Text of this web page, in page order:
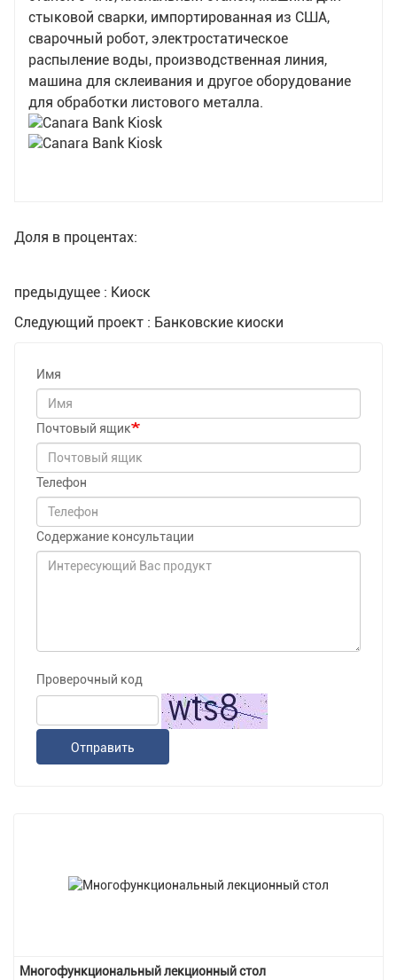
стыковой сварки, импортированная из США,
сварочный робот, электростатическое
распыление воды, производственная линия,
машина для склеивания и другое оборудование
для обработки листового металла.
Доля в процентах:
предыдущее : Киоск
Следующий проект : Банковские киоски
Имя
Почтовый ящик
Телефон
Содержание консультации
Проверочный код
Отправить
Многофункциональный лекционный стол